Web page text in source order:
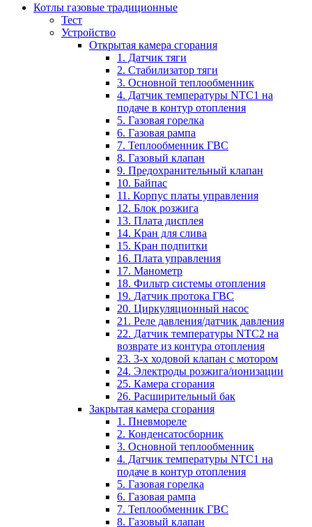
Котлы газовые традиционные
Тест
Устройство
Открытая камера сгорания
1. Датчик тяги
2. Стабилизатор тяги
3. Основной теплообменник
4. Датчик температуры NTC1 на
подаче в контур отопления
5. Газовая горелка
6. Газовая рампа
7. Теплообменник ГВС
8. Газовый клапан
9. Предохранительный клапан
10. Байпас
11. Корпус платы управления
12. Блок розжига
13. Плата дисплея
14. Кран для слива
15. Кран подпитки
16. Плата управления
17. Манометр
18. Фильтр системы отопления
19. Датчик протока ГВС
20. Циркуляционный насос
21. Реле давления/датчик давления
22. Датчик температуры NTC2 на
возврате из контура отопления
23. 3-х ходовой клапан с мотором
24. Электроды розжига/ионизации
25. Камера сгорания
26. Расширительный бак
Закрытая камера сгорания
1. Пневмореле
2. Конденсатосборник
3. Основной теплообменник
4. Датчик температуры NTC1 на
подаче в контур отопления
5. Газовая горелка
6. Газовая рампа
7. Теплообменник ГВС
8. Газовый клапан